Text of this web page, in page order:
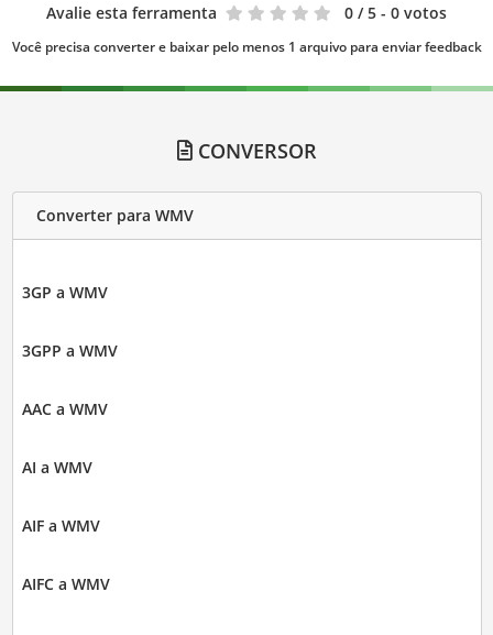
Avalie esta ferramenta 0 / 5 - 0 votos
Você precisa converter e baixar pelo menos 1 arquivo para enviar feedback
CONVERSOR
Converter para WMV
3GP a WMV
3GPP a WMV
AAC a WMV
AI a WMV
AIF a WMV
AIFC a WMV